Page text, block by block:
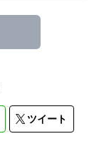
ツイート